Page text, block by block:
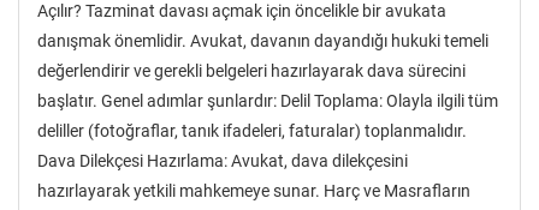
Açılır? Tazminat davası açmak için öncelikle bir avukata
danışmak önemlidir. Avukat, davanın dayandığı hukuki temeli
değerlendirir ve gerekli belgeleri hazırlayarak dava sürecini
başlatır. Genel adımlar şunlardır: Delil Toplama: Olayla ilgili tüm
deliller (fotoğraflar, tanık ifadeleri, faturalar) toplanmalıdır.
Dava Dilekçesi Hazırlama: Avukat, dava dilekçesini
hazırlayarak yetkili mahkemeye sunar. Harç ve Masrafların